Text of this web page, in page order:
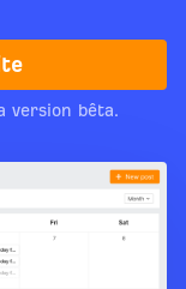
version bêta.